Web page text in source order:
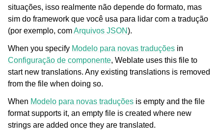
situações, isso realmente não depende do formato, mas
sim do framework que você usa para lidar com a tradução
(por exemplo, comArquivos JSON).
When you specify Modelo para novas traduções in
Configuração de componente, Weblate uses this file to
start new translations. Any existing translations is removed
from the file when doing so.
When Modelo para novas traduções is empty and the file
format supports it, an empty file is created where new
strings are added once they are translated.